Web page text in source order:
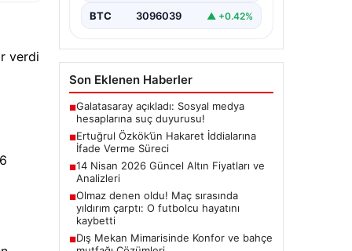
verdi
■Galatasaray açıkladı: Sosyal medya
hesaplarına suç duyurusu!
Ertuğrul Özkök’ün Hakaret İddialarına
İfade Verme Süreci
14 Nisan 2026 Güncel Altın Fiyatları ve
Analizleri
Olmaz denen oldu! Maç sırasında
yıldırım çarptı: O futbolcu hayatını
kaybetti
Dış Mekan Mimarisinde Konfor ve bahçe
mutfağı Çözümleri